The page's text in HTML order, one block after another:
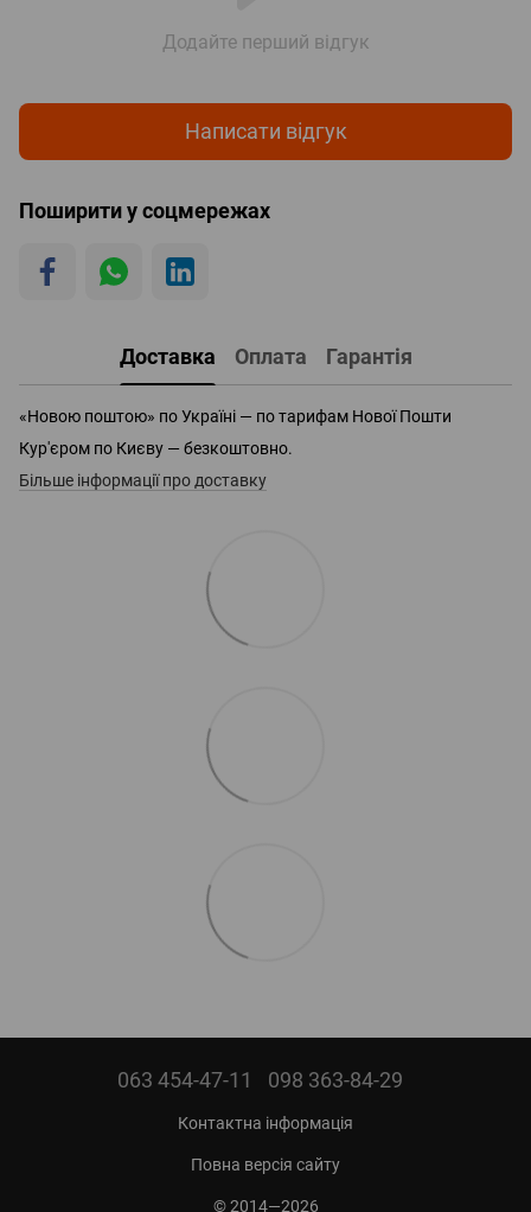
Додайте перший відгук
Написати відгук
Поширити у соцмережах
Доставка Оплата Гарантія
«Новою поштою» по Україні — по тарифам Нової Пошти
Кур'єром по Києву — безкоштовно.
Більше інформації про доставку
063 454-47-11 098 363-84-29
Контактна інформація
Повна версія сайту
© 2014—2026